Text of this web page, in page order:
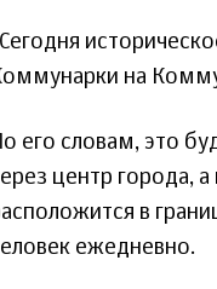
на
По его словам, это
центр города,
в
ежедневно.